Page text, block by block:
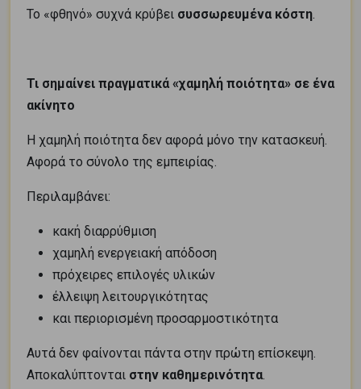
Το «φθηνό» συχνά κρύβει συσσωρευμένα κόστη.
Τι σημαίνει πραγματικά «χαμηλή ποιότητα» σε ένα
ακίνητο
Η χαμηλή ποιότητα δεν αφορά μόνο την κατασκευή.
Αφορά το σύνολο της εμπειρίας.
Περιλαμβάνει:
κακή διαρρύθμιση
χαμηλή ενεργειακή απόδοση
πρόχειρες επιλογές υλικών
έλλειψη λειτουργικότητας
και περιορισμένη προσαρμοστικότητα
Αυτά δεν φαίνονται πάντα στην πρώτη επίσκεψη.
Αποκαλύπτονται στην καθημερινότητα.